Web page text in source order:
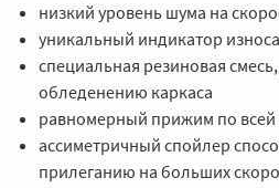
низкий уровень шума на
уникальный индикатор
специальная резиновая
обледенению каркаса
равномерный прижим по всей
ассиметричный спойлер
прилеганию на больших